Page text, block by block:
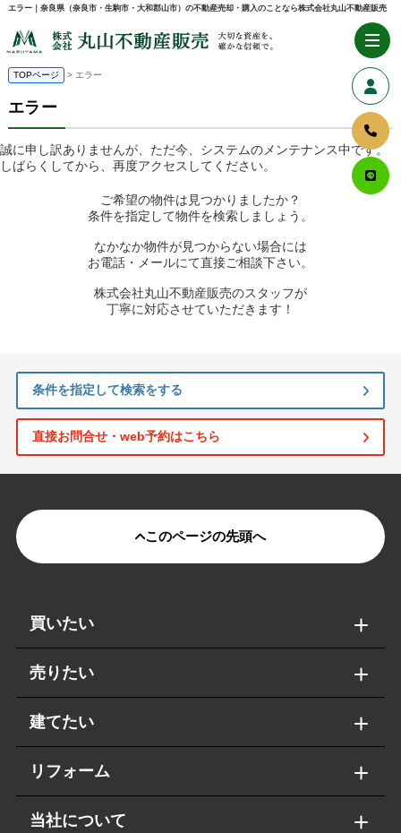
エラー｜奈良県（奈良市・生駒市・大和郡山市）の不動産売却・購入のことなら株式会社丸山不動産販売
TOPページ > エラー
エラー
誠に申し訳ありませんが、ただ今、システムのメンテナンス中です。
しばらくしてから、再度アクセスしてください。
ご希望の物件は見つかりましたか？
条件を指定して物件を検索しましょう。
なかなか物件が見つからない場合には
お電話・メールにて直接ご相談下さい。
株式会社丸山不動産販売のスタッフが
丁寧に対応させていただきます！
条件を指定して検索をする
直接お問合せ・web予約はこちら
このページの先頭へ
買いたい
売りたい
建てたい
リフォーム
当社について